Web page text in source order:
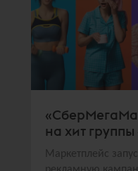
на хит
Маркетплейс